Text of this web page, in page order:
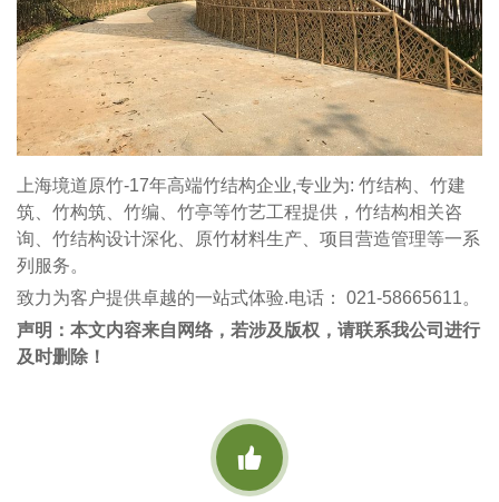
上海境道原竹-17年高端竹结构企业,专业为: 竹结构、竹建
筑、竹构筑、竹编、竹亭等竹艺工程提供，竹结构相关咨
询、竹结构设计深化、原竹材料生产、项目营造管理等一系
列服务。
致力为客户提供卓越的一站式体验.电话： 021-58665611。
声明：本文内容来自网络，若涉及版权，请联系我公司进行
及时删除！
